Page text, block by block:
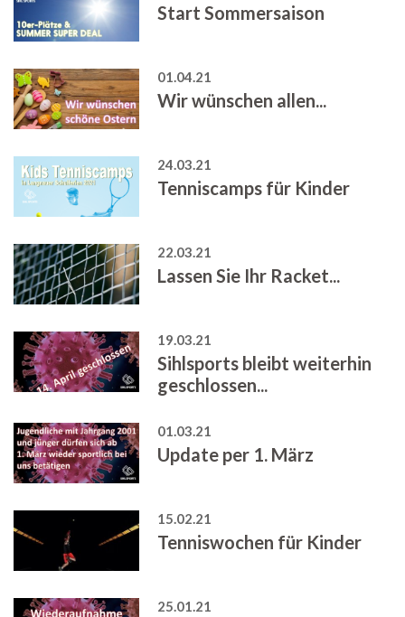
Start Sommersaison
01.04.21
Wir wünschen allen...
24.03.21
Tenniscamps für Kinder
22.03.21
Lassen Sie Ihr Racket...
19.03.21
Sihlsports bleibt weiterhin
geschlossen...
01.03.21
Update per 1. März
15.02.21
Tenniswochen für Kinder
25.01.21